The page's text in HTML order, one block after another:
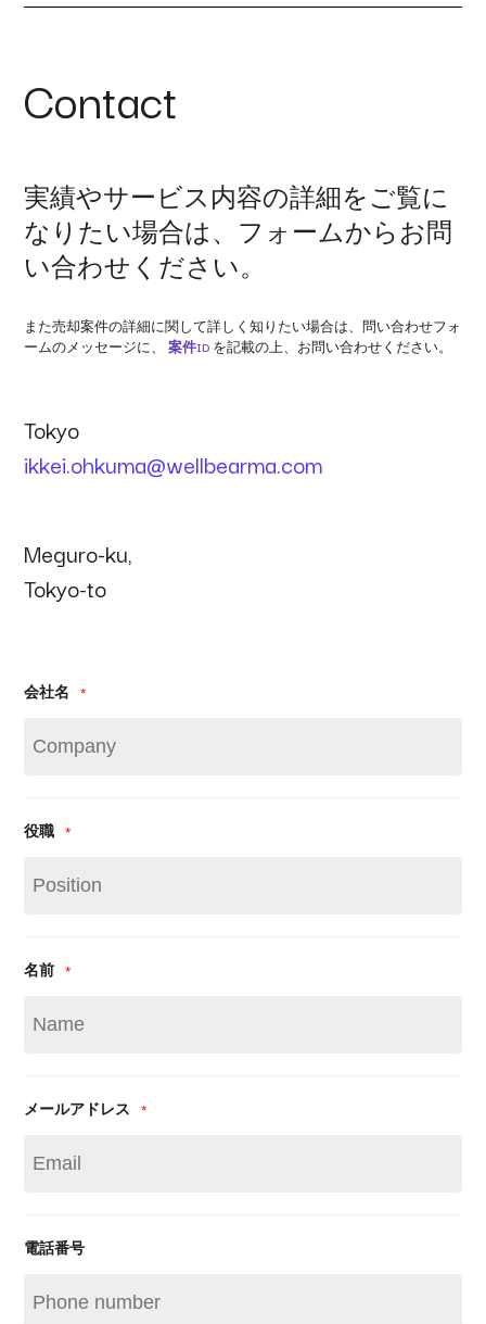
Contact
実績やサービス内容の詳細をご覧に
な り たい場合は、 フ ォ ームからお問
い合わせ く ださ い。
また売却案件の詳細に関して詳しく知りたい場合は、問い合わせフォ
ームのメッセージに、案件ID を記載の上、お問い合わせください。
Tokyo
ikkei.ohkuma@wellbearma.com
Meguro-ku,
Tokyo-to
会社名 *
役職 *
名前 *
メールアドレス *
電話番号